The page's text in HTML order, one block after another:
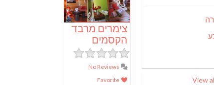
צימרים מרבד
הקסמים
View